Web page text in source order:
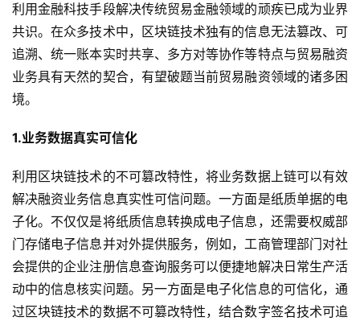
利用金融科技手段解决传统贸易金融领域的顽疾已成为业界
共识。在众多技术中，区块链技术独有的信息无法篡改、可
追溯、统一账本实时共享、多方对等协作等特点与贸易融资
业务具有天然的契合，有望破题当前贸易融资领域的诸多困
境。
1.业务数据真实可信化
利用区块链技术的不可篡改特性，将业务数据上链可以有效
解决融资业务信息真实性可信问题。一方面是纸质单据的电
子化。不仅仅是将纸质信息转换成电子信息，还需要权威部
门存储电子信息并对外提供服务，例如，工商管理部门对社
会提供的企业注册信息查询服务可以便捷地解决日常生产活
动中的信息核实问题。另一方面是电子化信息的可信化，通
过区块链技术的数据不可篡改特性，结合数字签名技术可追